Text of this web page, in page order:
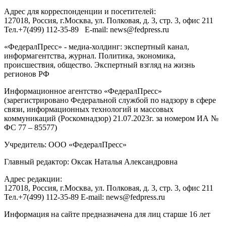
Адрес для корреспонденции и посетителей:
127018, Россия, г.Москва, ул. Полковая, д. 3, стр. 3, офис 211
Тел.+7(499) 112-35-89 E-mail: news@fedpress.ru
«ФедералПресс» - медиа-холдинг: экспертный канал,
информагентства, журнал. Политика, экономика,
происшествия, общество. Экспертный взгляд на жизнь
регионов РФ
Информационное агентство «ФедералПресс»
(зарегистрировано Федеральной службой по надзору в сфере
связи, информационных технологий и массовых
коммуникаций (Роскомнадзор) 21.07.2023г. за номером ИА №
ФС 77 – 85577)
Учредитель: ООО «ФедералПресс»
Главный редактор: Оксак Наталья Александровна
Адрес редакции:
127018, Россия, г.Москва, ул. Полковая, д. 3, стр. 3, офис 211
Тел.+7(499) 112-35-89 E-mail: news@fedpress.ru
Информация на сайте предназначена для лиц старше 16 лет